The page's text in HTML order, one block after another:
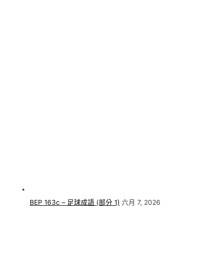
BEP 163c – 足球成語 (部分 1) 六月 7, 2026